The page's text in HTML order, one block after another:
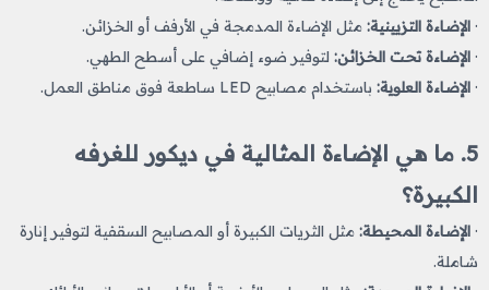
· الإضاءة التزيينية: مثل الإضاءة المدمجة في الأرفف أو الخزائن.
· الإضاءة تحت الخزائن: لتوفير ضوء إضافي على أسطح الطهي.
· الإضاءة العلوية: باستخدام مصابيح LED ساطعة فوق مناطق العمل.
5. ما هي الإضاءة المثالية في ديكور للغرفه​
الكبيرة؟
· الإضاءة المحيطة: مثل الثريات الكبيرة أو المصابيح السقفية لتوفير إنارة
شاملة.